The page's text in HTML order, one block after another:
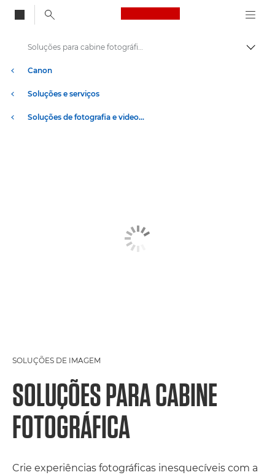
Canon Logo, back
Canon
Soluções e serviços
Soluções de fotografia e videografia
Soluções para cabine fotográfica: software e hardware
SOLUÇÕES DE IMAGEM
SOLUÇÕES PARA CABINE
FOTOGRÁFICA
Crie experiências fotográficas inesquecíveis com a